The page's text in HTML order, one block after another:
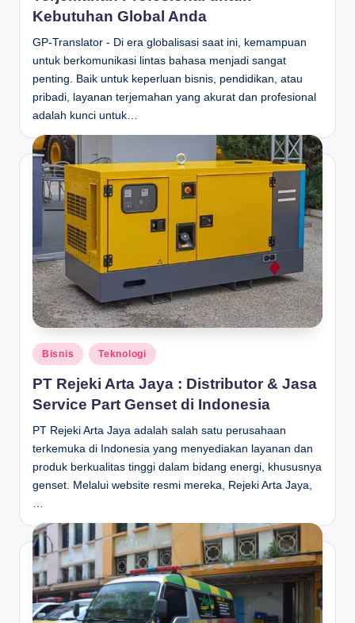
Kebutuhan Global Anda
GP-Translator - Di era globalisasi saat ini, kemampuan
untuk berkomunikasi lintas bahasa menjadi sangat
penting. Baik untuk keperluan bisnis, pendidikan, atau
pribadi, layanan terjemahan yang akurat dan profesional
adalah kunci untuk…
Posted
in
Bisnis Teknologi
PT Rejeki Arta Jaya : Distributor & Jasa
Service Part Genset di Indonesia
PT Rejeki Arta Jaya adalah salah satu perusahaan
terkemuka di Indonesia yang menyediakan layanan dan
produk berkualitas tinggi dalam bidang energi, khususnya
genset. Melalui website resmi mereka, Rejeki Arta Jaya,